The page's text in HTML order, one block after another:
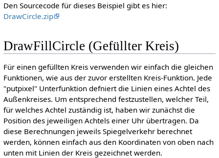
Den Sourcecode für dieses Beispiel gibt es hier:
DrawCircle.zip
DrawFillCircle (Gefüllter Kreis)
Für einen gefüllten Kreis verwenden wir einfach die gleichen
Funktionen, wie aus der zuvor erstellten Kreis-Funktion. Jede
"putpixel" Unterfunktion defniert die Linien eines Achtel des
Außenkreises. Um entsprechend festzustellen, welcher Teil,
für welches Achtel zuständig ist, haben wir zunächst die
Position des jeweiligen Achtels einer Uhr übertragen. Da
diese Berechnungen jeweils Spiegelverkehr berechnet
werden, können einfach aus den Koordinaten von oben nach
unten mit Linien der Kreis gezeichnet werden.